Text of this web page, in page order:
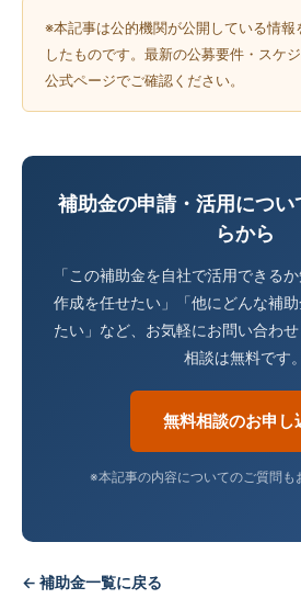
※本記事は公的機関が公開している情
したものです。最新の公募要件・スケ
公式ページでご確認ください。
補助金の申請・活用につい
らから
「この補助金を自社で活用できる
作成を任せたい」「他にどんな補
たい」など、お気軽にお問い合わ
相談は無料です。
無料相談のお申し
※本記事の内容についてのご質問も
← 補助金一覧に戻る